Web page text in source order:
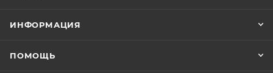
ИНФОРМАЦИЯ
ПОМОЩЬ